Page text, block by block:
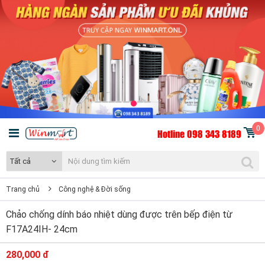
Hotline 098 343 8189 0
Tất cả
Trang chủ Công nghệ & Đời sống
Chảo chống dính báo nhiệt dùng được trên bếp điện từ
F17A24IH- 24cm
280,000 đ